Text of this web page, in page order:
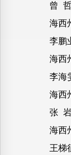
曾
海西
李鹏
海西
李海
海西
张 岩
海西
王梯